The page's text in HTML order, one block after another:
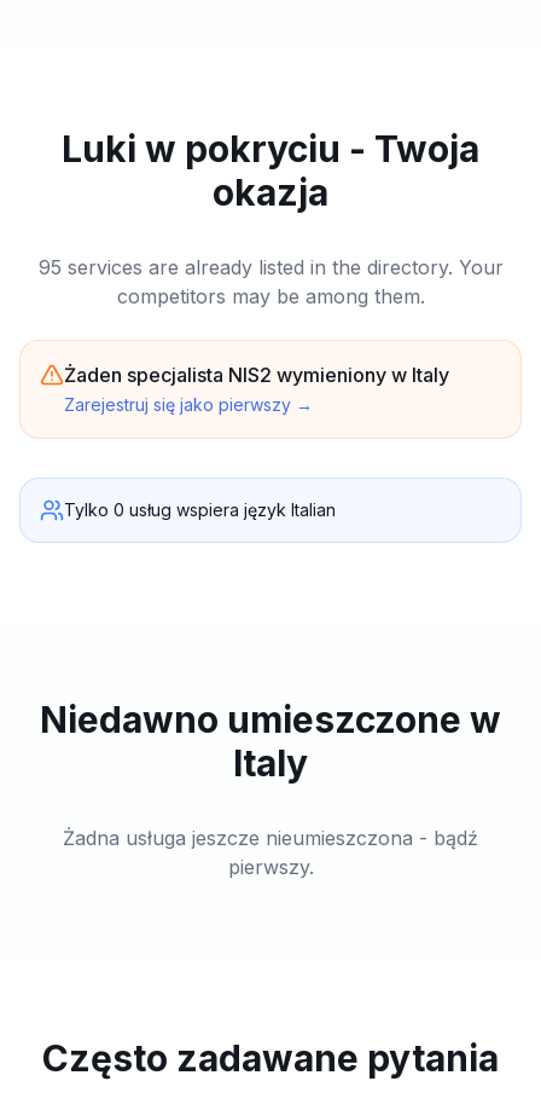
Luki w pokryciu - Twoja
okazja
95 services are already listed in the directory. Your
competitors may be among them.
Żaden specjalista NIS2 wymieniony w Italy
Zarejestruj się jako pierwszy →
Tylko 0 usług wspiera język Italian
Niedawno umieszczone w
Italy
Żadna usługa jeszcze nieumieszczona - bądź
pierwszy.
Często zadawane pytania